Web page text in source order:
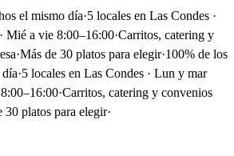
el mismo día·5 locales en Las Condes ·
Mié a vie 8:00–16:00·Carritos, catering y
·Más de 30 platos para elegir·100% de los
·5 locales en Las Condes · Lun y mar
·Carritos, catering y convenios
30 platos para elegir·